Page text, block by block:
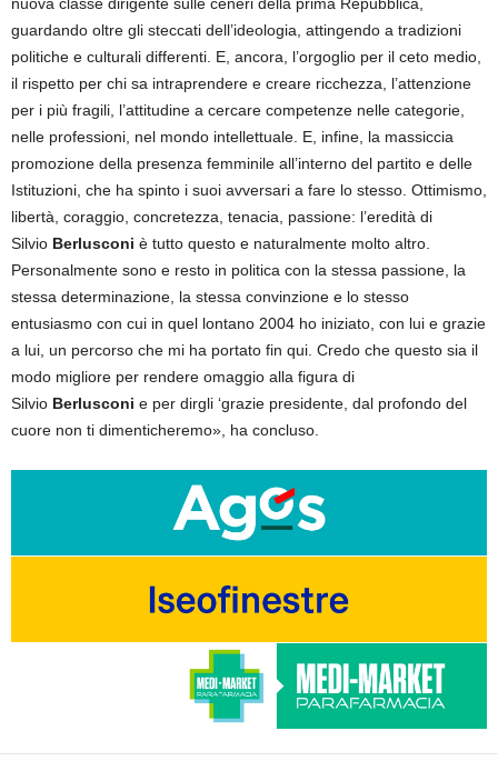
guardando oltre gli steccati dell’ideologia, attingendo a tradizioni
politiche e culturali differenti. E, ancora, l’orgoglio per il ceto medio,
il rispetto per chi sa intraprendere e creare ricchezza, l’attenzione
per i più fragili, l’attitudine a cercare competenze nelle categorie,
nelle professioni, nel mondo intellettuale. E, infine, la massiccia
promozione della presenza femminile all’interno del partito e delle
Istituzioni, che ha spinto i suoi avversari a fare lo stesso. Ottimismo,
libertà, coraggio, concretezza, tenacia, passione: l’eredità di
Silvio Berlusconi è tutto questo e naturalmente molto altro.
Personalmente sono e resto in politica con la stessa passione, la
stessa determinazione, la stessa convinzione e lo stesso
entusiasmo con cui in quel lontano 2004 ho iniziato, con lui e grazie
a lui, un percorso che mi ha portato fin qui. Credo che questo sia il
modo migliore per rendere omaggio alla figura di
Silvio Berlusconi e per dirgli ‘grazie presidente, dal profondo del
cuore non ti dimenticheremo», ha concluso.